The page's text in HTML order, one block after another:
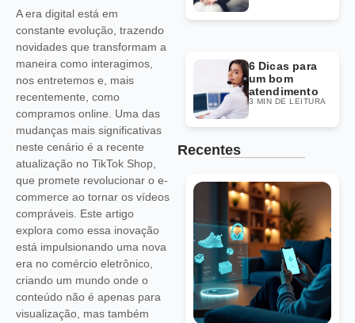
A era digital está em
constante evolução, trazendo
novidades que transformam a
maneira como interagimos,
nos entretemos e, mais
recentemente, como
compramos online. Uma das
mudanças mais significativas
neste cenário é a recente
atualização no TikTok Shop,
que promete revolucionar o e-
commerce ao tornar os vídeos
compráveis. Este artigo
explora como essa inovação
está impulsionando uma nova
era no comércio eletrônico,
criando um mundo onde o
conteúdo não é apenas para
visualização, mas também
6 Dicas para
um bom
atendimento
3 MIN DE LEITURA
Recentes